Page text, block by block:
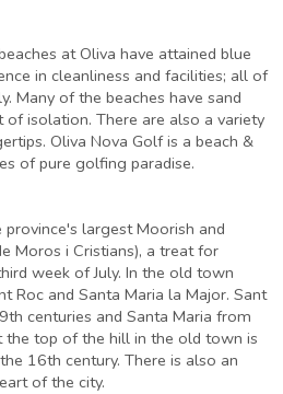
at Oliva have attained blue
in cleanliness and facilities; all of
Many of the beaches have sand
isolation. There are also a variety
Oliva Nova Golf is a beach &
of pure golfing paradise.
largest Moorish and
Moros i Cristians), a treat for
week of July. In the old town
Roc and Santa Maria la Major. Sant
centuries and Santa Maria from
top of the hill in the old town is
16th century. There is also an
of the city.